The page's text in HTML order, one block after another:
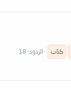
كتاب
الردود: 18